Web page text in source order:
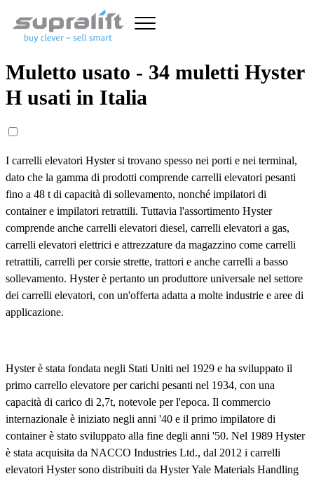
Muletto usato - 34 muletti Hyster
H usati in Italia
I carrelli elevatori Hyster si trovano spesso nei porti e nei terminal,
dato che la gamma di prodotti comprende carrelli elevatori pesanti
fino a 48 t di capacità di sollevamento, nonché impilatori di
container e impilatori retrattili. Tuttavia l'assortimento Hyster
comprende anche carrelli elevatori diesel, carrelli elevatori a gas,
carrelli elevatori elettrici e attrezzature da magazzino come carrelli
retrattili, carrelli per corsie strette, trattori e anche carrelli a basso
sollevamento. Hyster è pertanto un produttore universale nel settore
dei carrelli elevatori, con un'offerta adatta a molte industrie e aree di
applicazione.
Hyster è stata fondata negli Stati Uniti nel 1929 e ha sviluppato il
primo carrello elevatore per carichi pesanti nel 1934, con una
capacità di carico di 2,7t, notevole per l'epoca. Il commercio
internazionale è iniziato negli anni '40 e il primo impilatore di
container è stato sviluppato alla fine degli anni '50. Nel 1989 Hyster
è stata acquisita da NACCO Industries Ltd., dal 2012 i carrelli
elevatori Hyster sono distribuiti da Hyster Yale Materials Handling